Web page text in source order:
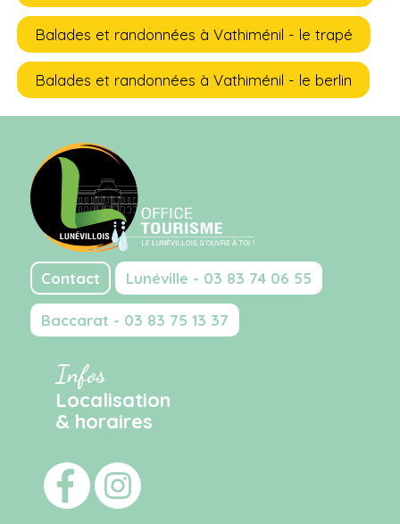
Balades et randonnées à Vathiménil - le trapé
Balades et randonnées à Vathiménil - le berlin
Contact Lunéville - 03 83 74 06 55
Baccarat - 03 83 75 13 37
Infos
Localisation
& horaires